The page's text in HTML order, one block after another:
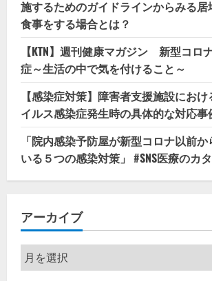
施するためのガイドラインからみる居
食事をする場合とは？
【KTN】週刊健康マガジン 新型コロ
症～生活の中で気を付けること～
【感染症対策】障害者支援施設にお
イルス感染症発生時の具体的な対応事
「院内感染予防屋が新型コロナ以前
いる５つの感染対策」 #SNS医療のカタ
アーカイブ
ア
ー